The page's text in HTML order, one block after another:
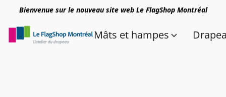
Bienvenue sur le nouveau site web Le FlagShop Montréal
Mâts et hampes